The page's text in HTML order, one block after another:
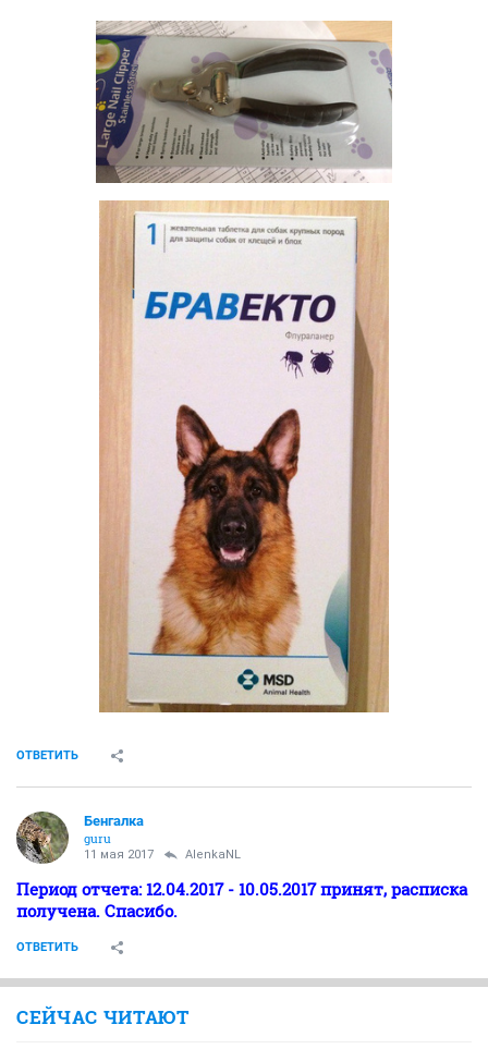
ОТВЕТИТЬ
Бенгалка
guru
11 мая 2017 AlenkaNL
Период отчета: 12.04.2017 - 10.05.2017 принят, расписка
получена. Спасибо.
ОТВЕТИТЬ
СЕЙЧАС ЧИТАЮТ